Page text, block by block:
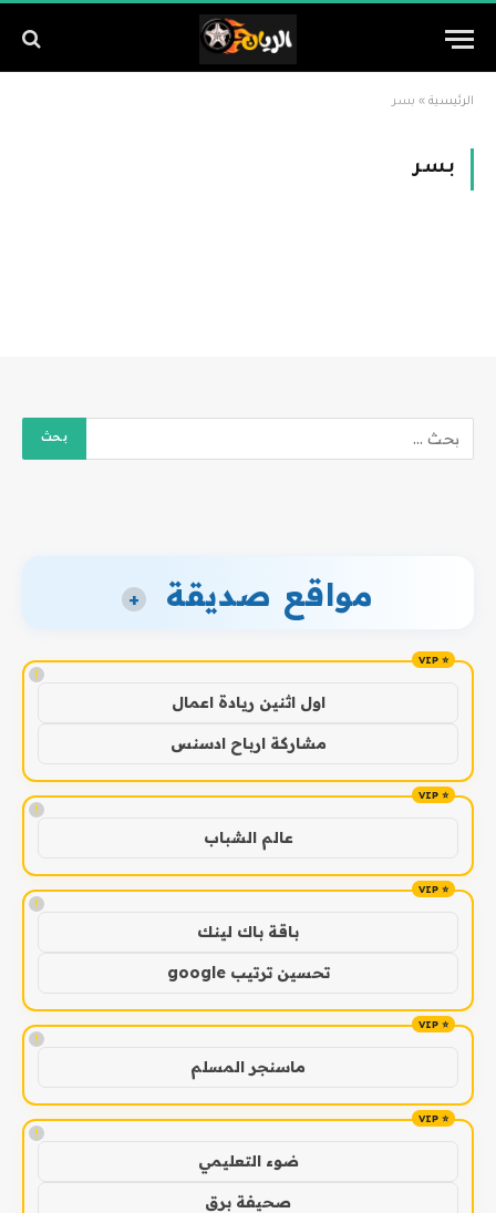
الرئيسية » بسر
بسر
مواقع صديقة +
!
اول اثنين ريادة اعمال
مشاركة ارباح ادسنس
!
عالم الشباب
!
باقة باك لينك
تحسين ترتيب google
!
ماسنجر المسلم
!
ضوء التعليمي
صحيفة برق